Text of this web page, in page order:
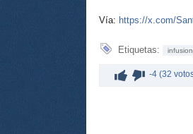
Vía: https://x.com/
Etiquetas:
-4 (32